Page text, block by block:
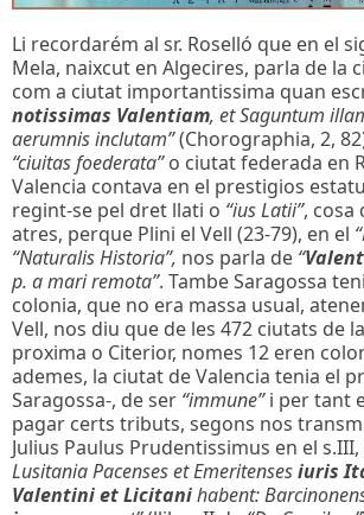
Li recordarém al sr. Roselló que en el
Mela, naixcut en Algecires, parla de la
com a ciutat importantissima quan
notissimas Valentiam, et Saguntum
aerumnis inclutam”(Chorographia, 2,
“ciuitas foederata”o ciutat federada en
Valencia contava en el prestigios
regint-se pel dret llati o “ius Latii”, cosa
atres, perque Plini el Vell (23-79), en el
“Naturalis Historia”, nos parla de “
p. a mari remota”. Tambe Saragossa
colonia, que no era massa usual,
Vell, nos diu que de les 472 ciutats de
proxima o Citerior, nomes 12 eren
ademes, la ciutat de Valencia tenia el
Saragossa-, de ser “immune”i per tant
pagar certs tributs, segons nos
Julius Paulus Prudentissimus en el
Lusitania Pacenses et Emeritensesiuris
Valentini et Licitanihabent: